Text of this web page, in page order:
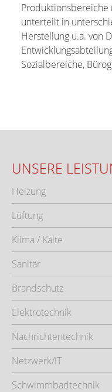
Produktionsbereiche
unterteilt in
Herstellung u.a. von
Sozialbereiche,
UNSERE
Heizung
Lüftung
Klima / Kälte
Sanitär
Brandschutz
Elektrotechnik
Nachrichtentechnik
Netzwerk/IT
Schwimmbadtechnik